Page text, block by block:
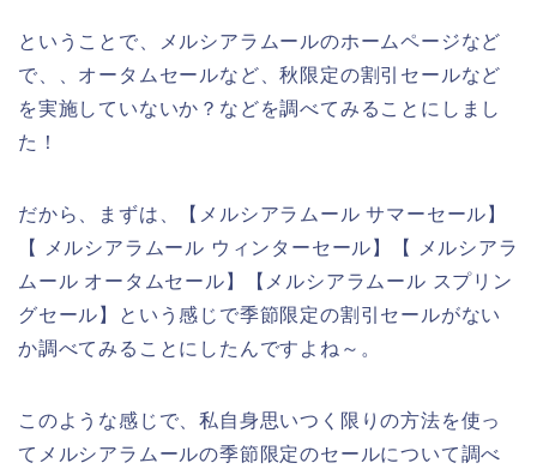
ということで、メルシアラムールのホームページなど
で、、オータムセールなど、秋限定の割引セールなど
を実施していないか？などを調べてみることにしまし
た！
だから、まずは、【メルシアラムール サマーセール】
【 メルシアラムール ウィンターセール】【 メルシアラ
ムール オータムセール】【メルシアラムール スプリン
グセール】という感じで季節限定の割引セールがない
か調べてみることにしたんですよね～。
このような感じで、私自身思いつく限りの方法を使っ
てメルシアラムールの季節限定のセールについて調べ